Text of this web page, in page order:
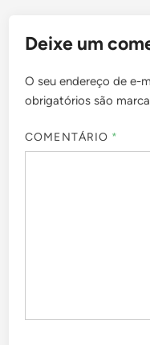
Deixe um
O seu endereço de e-
obrigatórios são
COMENTÁRIO *